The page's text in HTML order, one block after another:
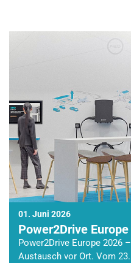
01. Juni 2026
Power2Drive
Power2Drive Europe 2026
Austausch vor Ort. Vom